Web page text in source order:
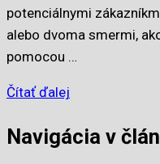
potenciálnymi
alebo dvoma smermi,
pomocou …
Čítať ďalej
Navigácia v